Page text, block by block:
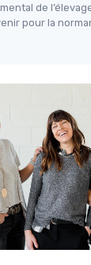
de
pour la